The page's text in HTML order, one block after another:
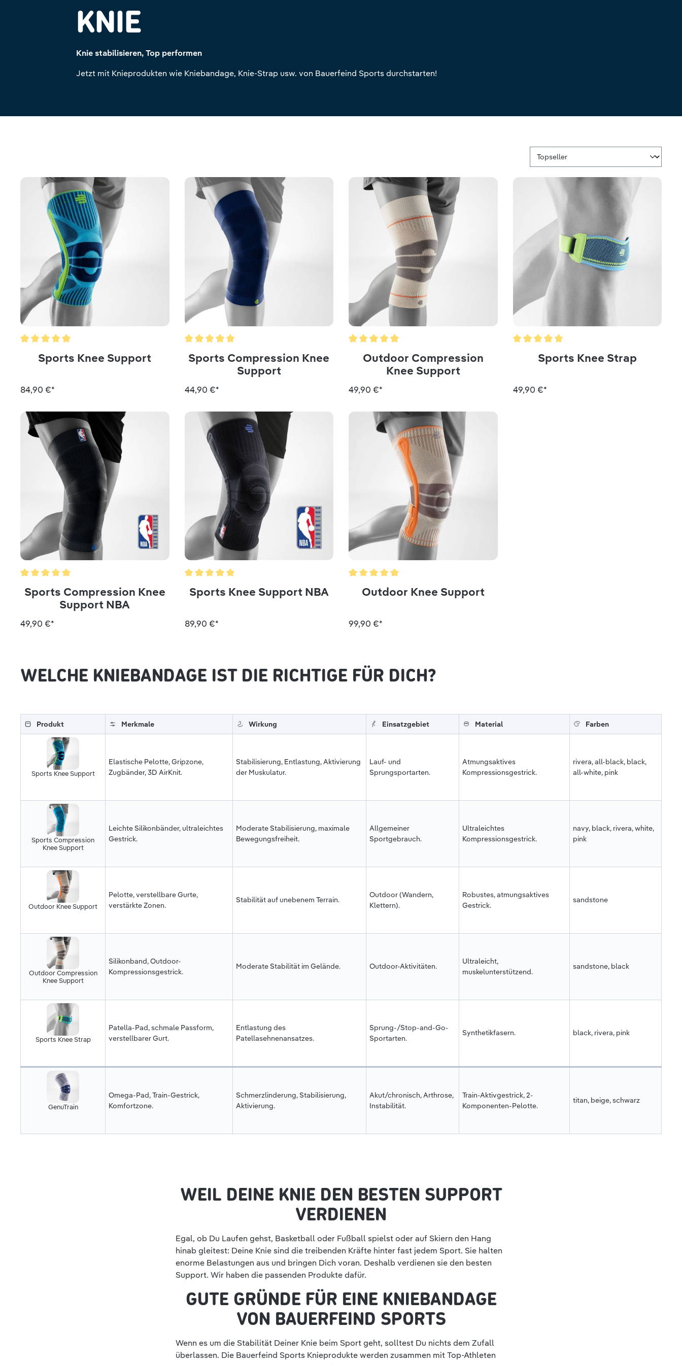
KNIE
Knie stabilisieren, Top performen
Jetzt mit Knieprodukten wie Kniebandage, Knie-Strap usw. von Bauerfeind Sports durchstarten!
Sports Knee Support
84,90 €*
Durchschnittliche Bewertung von 5 von 5 Sternen
Sports Compression Knee
Support
44,90 €*
Durchschnittliche Bewertung von 5 von 5 Sternen
Outdoor Compression
Knee Support
49,90 €*
Sports Knee Strap
49,90 €*
Durchschnittliche Bewertung von 5 von 5 Sternen
Sports Compression Knee
Support NBA
49,90 €*
Sports Knee Support NBA
89,90 €*
Durchschnittliche Bewertung von 5 von 5 Sternen
Outdoor Knee Support
99,90 €*
WELCHE KNIEBANDAGE IST DIE RICHTIGE FÜR DICH?
Produkt Merkmale Wirkung Einsatzgebiet Material Farben
Sports Knee Support
Elastische Pelotte, Gripzone,
Zugbänder, 3D AirKnit.
Stabilisierung, Entlastung, Aktivierung
der Muskulatur.
Lauf- und
Sprungsportarten.
Atmungsaktives
Kompressionsgestrick.
rivera, all-black, black,
all-white, pink
Sports Compression
Knee Support
Leichte Silikonbänder, ultraleichtes
Gestrick.
Moderate Stabilisierung, maximale
Bewegungsfreiheit.
Allgemeiner
Sportgebrauch.
Ultraleichtes
Kompressionsgestrick.
navy, black, rivera, white,
pink
Outdoor Knee Support
Pelotte, verstellbare Gurte,
verstärkte Zonen.
Stabilität auf unebenem Terrain.
Outdoor (Wandern,
Klettern).
Robustes, atmungsaktives
Gestrick.
sandstone
Outdoor Compression
Knee Support
Silikonband, Outdoor-
Kompressionsgestrick.
Moderate Stabilität im Gelände. Outdoor-Aktivitäten.
Ultraleicht,
muskelunterstützend.
sandstone, black
Sports Knee Strap
Patella-Pad, schmale Passform,
verstellbarer Gurt.
Entlastung des
Patellasehnenansatzes.
Sprung-/Stop-and-Go-
Sportarten.
Synthetikfasern. black, rivera, pink
GenuTrain
Omega-Pad, Train-Gestrick,
Komfortzone.
Schmerzlinderung, Stabilisierung,
Aktivierung.
Akut/chronisch, Arthrose,
Instabilität.
Train-Aktivgestrick, 2-
Komponenten-Pelotte.
titan, beige, schwarz
WEIL DEINE KNIE DEN BESTEN SUPPORT
VERDIENEN
Egal, ob Du Laufen gehst, Basketball oder Fußball spielst oder auf Skiern den Hang
hinab gleitest: Deine Knie sind die treibenden Kräfte hinter fast jedem Sport. Sie halten
enorme Belastungen aus und bringen Dich voran. Deshalb verdienen sie den besten
Support. Wir haben die passenden Produkte dafür.
GUTE GRÜNDE FÜR EINE KNIEBANDAGE
VON BAUERFEIND SPORTS
Wenn es um die Stabilität Deiner Knie beim Sport geht, solltest Du nichts dem Zufall
überlassen. Die Bauerfeind Sports Knieprodukte werden zusammen mit Top-Athleten